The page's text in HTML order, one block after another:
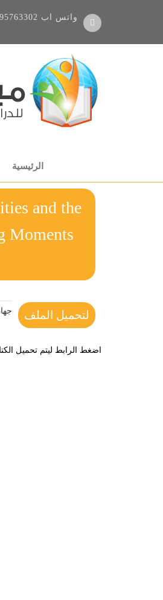
واتس اب
الرئيسية
and the
لتحميل الملف
اضغط الرابط ليتم تحميل